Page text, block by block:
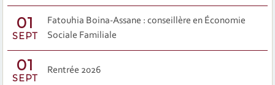
01
SEPT
Fatouhia Boina-Assane : conseillère en Économie
Sociale Familiale
01
SEPT
Rentrée 2026